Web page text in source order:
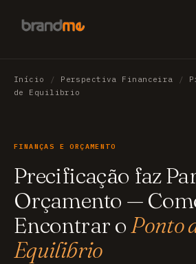
Início / Perspectiva Financeira /
de Equilibrio
FINANÇAS E ORÇAMENTO
Precificação faz
Orçamento —
Encontrar oPonto
Equilibrio